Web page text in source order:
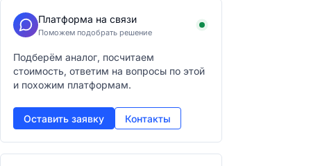
Платформа на связи
Поможем подобрать решение
Подберём аналог, посчитаем
стоимость, ответим на вопросы по этой
и похожим платформам.
Оставить заявку Контакты